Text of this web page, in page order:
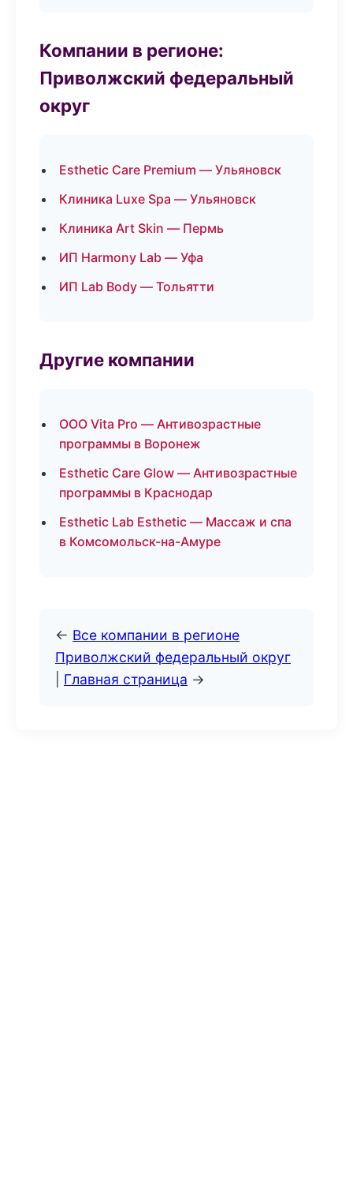
Компании в регионе:
Приволжский федеральный
округ
Esthetic Care Premium — Ульяновск
Клиника Luxe Spa — Ульяновск
Клиника Art Skin — Пермь
ИП Harmony Lab — Уфа
ИП Lab Body — Тольятти
Другие компании
ООО Vita Pro — Антивозрастные
программы в Воронеж
Esthetic Care Glow — Антивозрастные
программы в Краснодар
Esthetic Lab Esthetic — Массаж и спа
в Комсомольск-на-Амуре
← Все компании в регионе
Приволжский федеральный округ
Главная страница →